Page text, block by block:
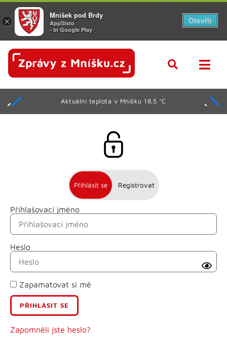
Aktuální teplota v Mníšku 18.5 °C
Přihlásit se Registrovat
Přihlašovací jméno
Heslo
Zapamatovat si mě
Zapomněli jste heslo?
Jméno
Příjmení
E-mail
Uživatelské jméno
×
Mníšek pod Brdy
AppSisto
- In Google Play
Otevřít